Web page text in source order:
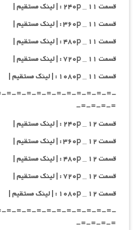
قسمت ۱۱ _ ۲۴۰p : | لینک مستقیم |
قسمت ۱۱ _ ۳۶۰p : | لینک مستقیم |
قسمت ۱۱ _ ۴۸۰p : | لینک مستقیم |
قسمت ۱۱ _ ۷۲۰p : | لینک مستقیم |
قسمت ۱۱ _ ۱۰۸۰p : | لینک مستقیم |
=-=-=-=-=-=-=-=-=-=-=-
=-=-=-=-
قسمت ۱۲ _ ۲۴۰p : | لینک مستقیم |
قسمت ۱۲ _ ۳۶۰p : | لینک مستقیم |
قسمت ۱۲ _ ۴۸۰p : | لینک مستقیم |
قسمت ۱۲ _ ۷۲۰p : | لینک مستقیم |
قسمت ۱۲ _ ۱۰۸۰p : | لینک مستقیم |
=-=-=-=-=-=-=-=-=-=-=-
=-=-=-=-